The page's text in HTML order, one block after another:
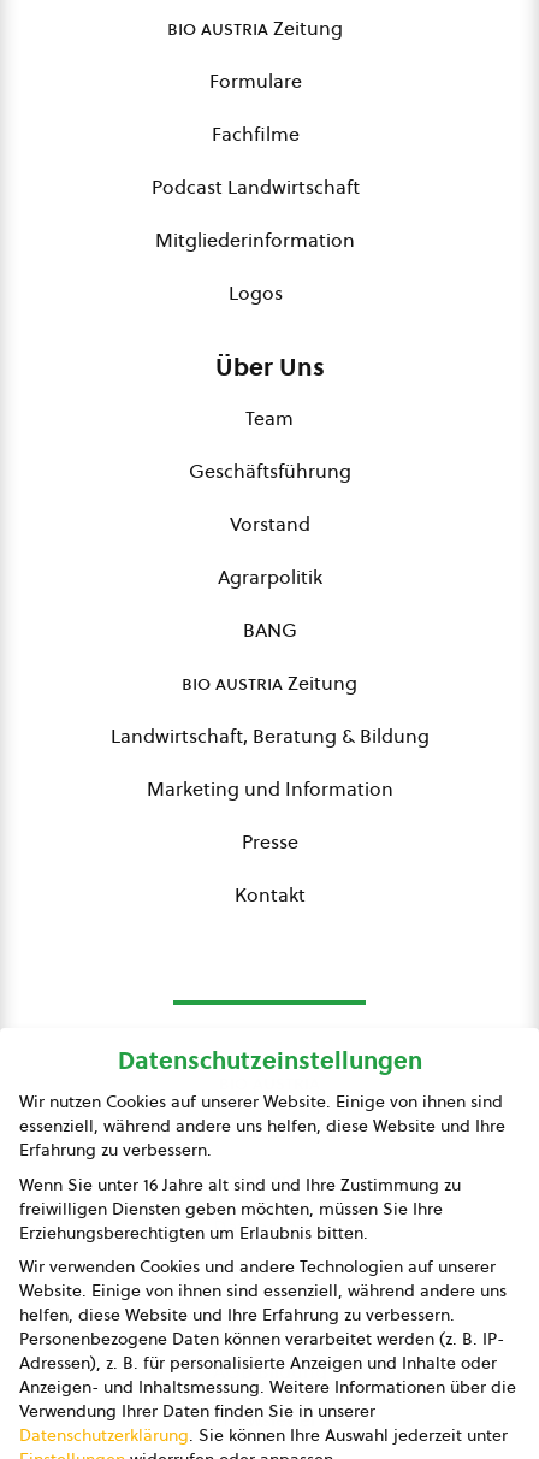
bio austriaZeitung
Formulare
Fachfilme
Podcast Landwirtschaft
Mitgliederinformation
Logos
Über Uns
Team
Geschäftsführung
Vorstand
Agrarpolitik
BANG
bio austriaZeitung
Landwirtschaft, Beratung & Bildung
Marketing und Information
Presse
Kontakt
Presse
Impressum
Datenschutz
AGB
AGB Marketing GmbH
AGB Bildung
Newsletter
Datenschutzeinstellungen
Wir nutzen Cookies auf unserer Website. Einige von ihnen sind
essenziell, während andere uns helfen, diese Website und Ihre
Erfahrung zu verbessern.
Wenn Sie unter 16 Jahre alt sind und Ihre Zustimmung zu
freiwilligen Diensten geben möchten, müssen Sie Ihre
Erziehungsberechtigten um Erlaubnis bitten.
Wir verwenden Cookies und andere Technologien auf unserer
Website. Einige von ihnen sind essenziell, während andere uns
helfen, diese Website und Ihre Erfahrung zu verbessern.
Personenbezogene Daten können verarbeitet werden (z. B. IP-
Adressen), z. B. für personalisierte Anzeigen und Inhalte oder
Anzeigen- und Inhaltsmessung. Weitere Informationen über die
Verwendung Ihrer Daten finden Sie in unserer
Datenschutzerklärung. Sie können Ihre Auswahl jederzeit unter